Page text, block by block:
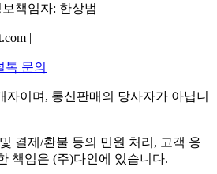
책임자: 한상범
|
톡 문의
자이며, 통신판매의 당사자가 아닙니
결제/환불 등의 민원 처리, 고객 응
책임은 (주)다인에 있습니다.